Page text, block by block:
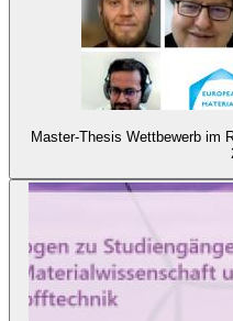
Master-Thesis Wettbewerb im